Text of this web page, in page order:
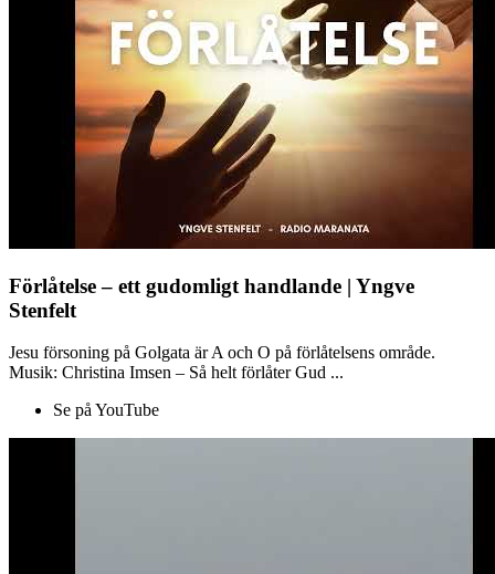
Förlåtelse – ett gudomligt handlande | Yngve
Stenfelt
Jesu försoning på Golgata är A och O på förlåtelsens område.
Musik: Christina Imsen – Så helt förlåter Gud ...
Se på YouTube